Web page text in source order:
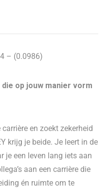
– (0.0986)
op jouw manier vorm
en zoekt zekerheid
krijg je beide. Je leert in de
je een leven lang iets aan
aan een carrière die
én ruimte om te